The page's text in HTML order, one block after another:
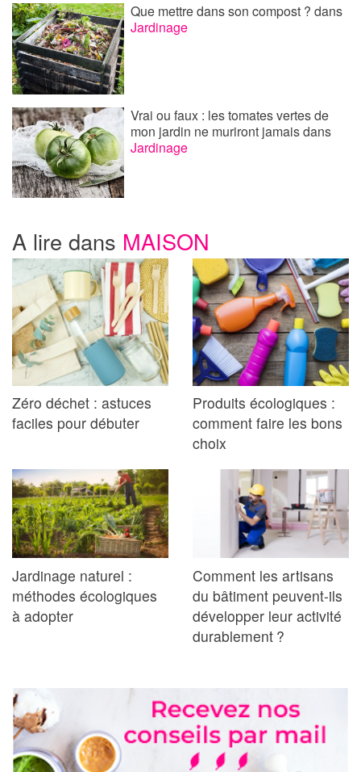
Que mettre dans son compost ?dans
Jardinage
Vrai ou faux : les tomates vertes de
mon jardin ne muriront jamaisdans
Jardinage
A lire dans MAISON
Zéro déchet : astuces
faciles pour débuter
Produits écologiques :
comment faire les bons
choix
Jardinage naturel :
méthodes écologiques
à adopter
Comment les artisans
du bâtiment peuvent-ils
développer leur activité
durablement ?